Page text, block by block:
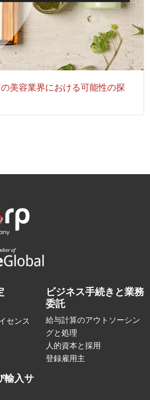
美容業界における可能性の探
センス
ビジネス手続きと業務
委託
給与計算のアウトソーシン
グと処理
人的資本と採用
登録雇用主
輸入サ